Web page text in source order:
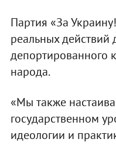
Партия «За
реальных действий
депортированного
народа.
«Мы также
государственном
идеологии и